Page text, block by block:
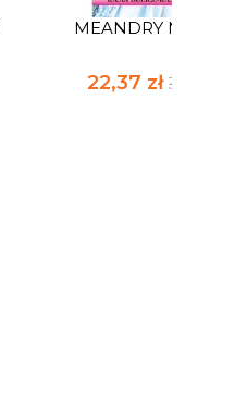
MEANDRY MIŁOŚCI
22,37 zł32,90 zł